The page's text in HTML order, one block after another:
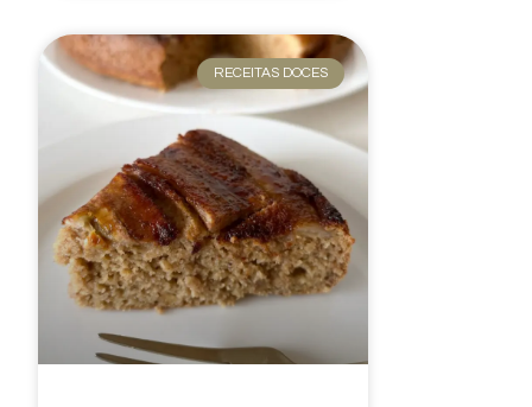
RECEITAS DOCES